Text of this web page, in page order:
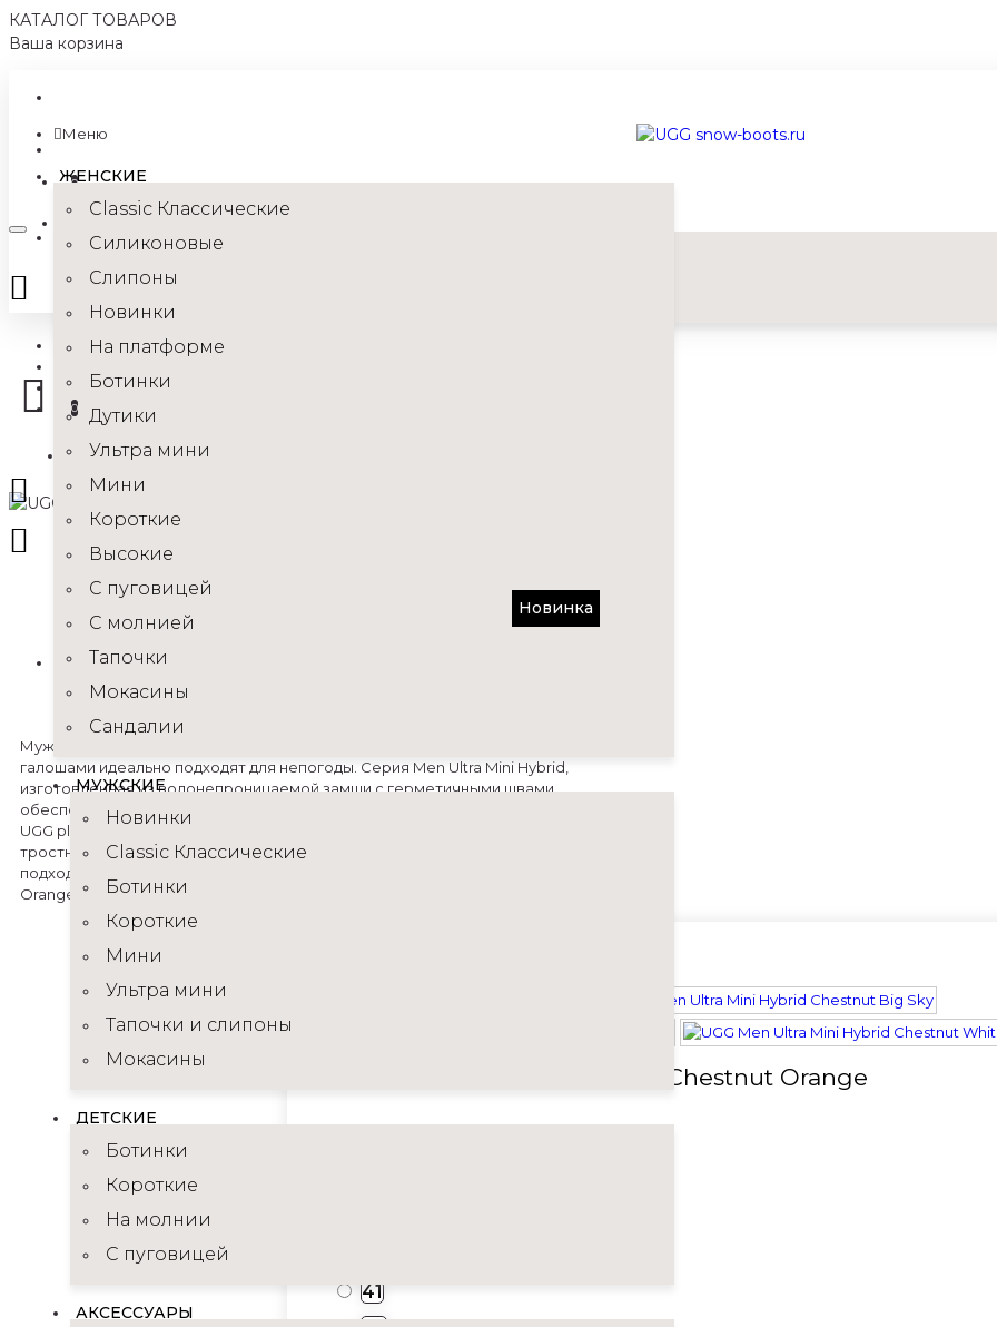
КАТАЛОГ ТОВАРОВ
Ваша корзина
+7 (495) 070-47-10
0
Меню
ЖЕНСКИЕ
Classic Классические
Силиконовые
Слипоны
Новинки
На платформе
Ботинки
Дутики
Ультра мини
Мини
Короткие
Высокие
C пуговицей
С молнией
Тапочки
Мокасины
Сандалии
МУЖСКИЕ
Новинки
Classic Классические
Ботинки
Короткие
Мини
Ультра мини
Тапочки и слипоны
Мокасины
ДЕТСКИЕ
Ботинки
Короткие
На молнии
С пуговицей
АКСЕССУАРЫ
0
Ваша корзина пуста!
Главная
Ультра мини
UGG Men Ultra Mini Hybrid Chestnut Orange
Новинка
Мужские рыжие угги ультра короткие с ярко-оранжевыми несъёмными
галошами идеально подходят для непогоды. Серия Men Ultra Mini Hybrid,
изготовленная из водонепроницаемой замши с герметичными швами,
обеспечивает комфорт благодаря подкладке из переработанной шерсти
UGG plush™. Подошва, изготовленная из возобновляемого сахарного
тростника, и оснащенная несъемной силиконовой галошей, идеально
подходит для влажных условий. Купить UGG Men Ultra Mini Hybrid Chestnut
Orange со скидкой в нашем интернет-магазине.
UGG Men Ultra Mini Hybrid Chestnut Orange
41